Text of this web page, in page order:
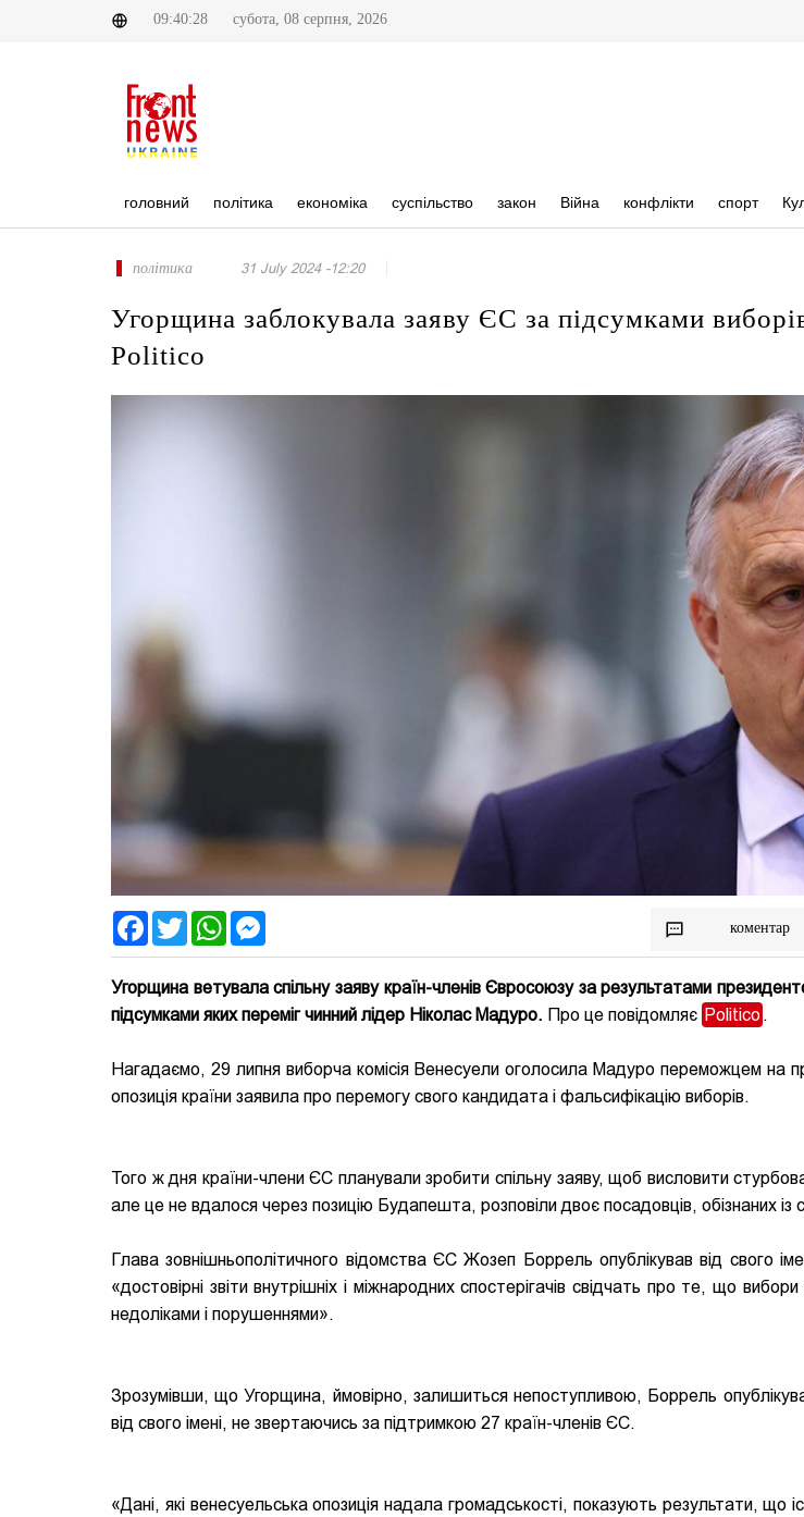
09:40:28 субота, 08 серпня, 2026
головний політика економіка суспільство закон Війна конфлікти спорт
політика 31 July 2024 -12:20
Угорщина заблокувала заяву ЄС за підсумками
Politico
FacebookTwitter WhatsApp коментар
Угорщина ветувала спільну заяву країн-членів Євросоюзу за результатами
підсумками яких переміг чинний лідер Ніколас Мадуро. Про це повідомляє Politico.
Нагадаємо, 29 липня виборча комісія Венесуели оголосила Мадуро переможцем на
опозиція країни заявила про перемогу свого кандидата і фальсифікацію виборів.
Того ж дня країни-члени ЄС планували зробити спільну заяву, щоб висловити
але це не вдалося через позицію Будапешта, розповіли двоє посадовців, обізнаних із
Глава зовнішньополітичного відомства ЄС Жозеп Боррель опублікував від свого
«достовірні звіти внутрішніх і міжнародних спостерігачів свідчать про те, що
недоліками і порушеннями».
Зрозумівши, що Угорщина, ймовірно, залишиться непоступливою, Боррель
від свого імені, не звертаючись за підтримкою 27 країн-членів ЄС.
«Дані, які венесуельська опозиція надала громадськості, показують результати, що